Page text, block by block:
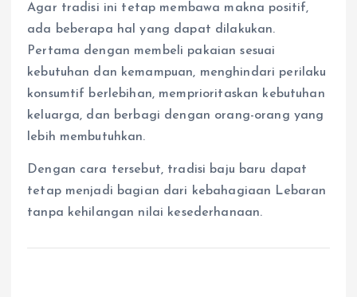
Agar tradisi ini tetap membawa makna positif,
ada beberapa hal yang dapat dilakukan.
Pertama dengan membeli pakaian sesuai
kebutuhan dan kemampuan, menghindari perilaku
konsumtif berlebihan, memprioritaskan kebutuhan
keluarga, dan berbagi dengan orang-orang yang
lebih membutuhkan.
Dengan cara tersebut, tradisi baju baru dapat
tetap menjadi bagian dari kebahagiaan Lebaran
tanpa kehilangan nilai kesederhanaan.